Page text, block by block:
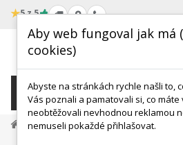
★5 z 5
KATEGORIE
Medicínská Simulace A Výcvik
Aby web fungoval jak má
cookies)
Abyste na stránkách rychle našli to,
Vás poznali a pamatovali si, co máte
neobtěžovali nevhodnou reklamou
nemuseli pokaždé přihlašovat.